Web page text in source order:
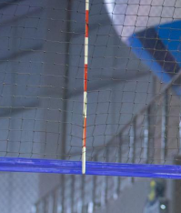
Dupla formada pelos